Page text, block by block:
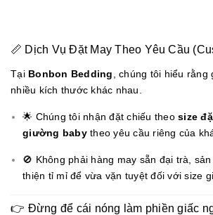
📏 Dịch Vụ Đặt May Theo Yêu Cầu
Tại Bonbon Bedding , chúng tôi hiểu
nhiều kích thước khác nhau.
🌟 Chúng tôi nhận đặt chiếu theo size
giường babytheo yêu cầu riêng của
🚫 Không phải hàng may sẵn đại trà,
thiện tỉ mỉ để vừa vặn tuyệt đối với size
👉 Đừng để cái nóng làm phiền giấc